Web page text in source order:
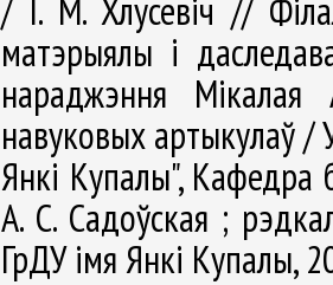
/ І. М. Хлусевіч //
матэрыялы і
нараджэння Мікалая
навуковых артыкулаў /
Янкі Купалы", Кафедра
А. С. Садоўская ;
ГрДУ імя Янкі Купалы,